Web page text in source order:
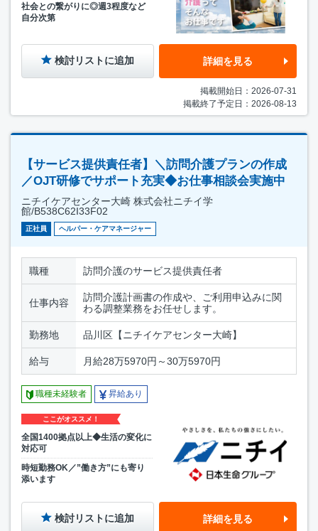
社会との繋がりに◎週3程度など
自分次第
検討リストに追加 詳細を見る
掲載開始日：2026-07-31
掲載終了予定日：2026-08-13
【サービス提供責任者】＼訪問介護プランの作成
／OJT研修でサポート充実◆お仕事相談会実施中
ニチイケアセンター大崎 株式会社ニチイ学
館/B538C62I33F02
正社員 ヘルパー・ケアマネージャー
職種 訪問介護のサービス提供責任者
仕事内容
訪問介護計画書の作成や、ご利用申込みに関
わる調整業務をお任せします。
勤務地 品川区【ニチイケアセンター大崎】
給与 月給28万5970円～30万5970円
職種未経験者 昇給あり
ここがオススメ！
全国1400拠点以上◆生活の変化に
対応可
時短勤務OK／”働き方”にも寄り
添います
検討リストに追加 詳細を見る